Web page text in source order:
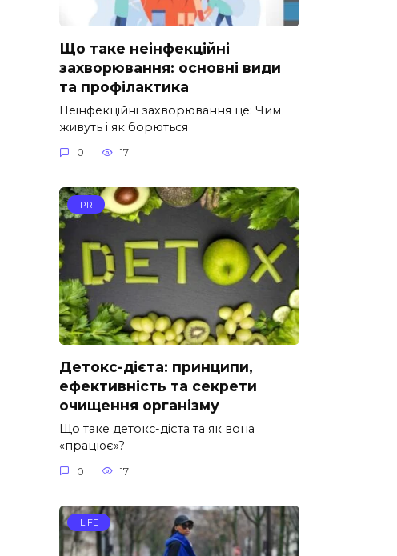
Що таке неінфекційні
захворювання: основні види
та профілактика
Неінфекційні захворювання це: Чим
живуть і як борються
0 17
PR
Детокс-дієта: принципи,
ефективність та секрети
очищення організму
Що таке детокс-дієта та як вона
«працює»?
0 17
LIFE